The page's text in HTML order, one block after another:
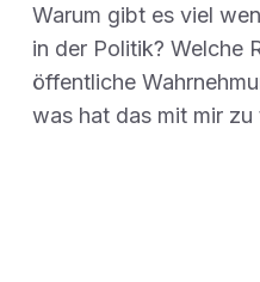
Warum gibt es viel
in der Politik? Welche
öffentliche
was hat das mit mir zu